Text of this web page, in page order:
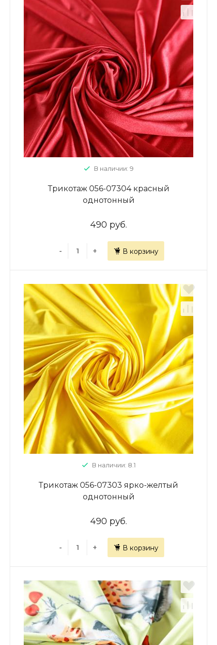
В наличии: 9
Трикотаж 056-07304 красный
однотонный
490 руб.
- + В корзину
В наличии: 8.1
Трикотаж 056-07303 ярко-желтый
однотонный
490 руб.
- + В корзину